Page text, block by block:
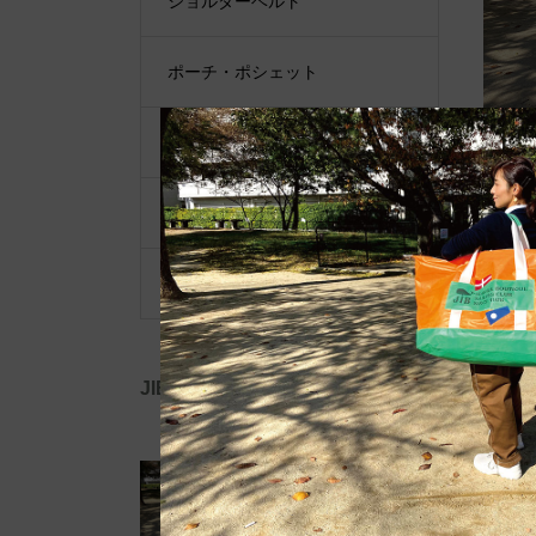
ポーチ・ポシェット
小物類
限定品・限定カラー
その他
JIB公式SNS